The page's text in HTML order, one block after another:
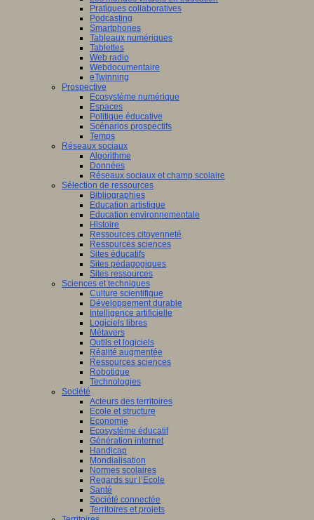
Pratiques collaboratives
Podcasting
Smartphones
Tableaux numériques
Tablettes
Web radio
Webdocumentaire
eTwinning
Prospective
Ecosystème numérique
Espaces
Politique éducative
Scénarios prospectifs
Temps
Réseaux sociaux
Algorithme
Données
Réseaux sociaux et champ scolaire
Sélection de ressources
Bibliographies
Education artistique
Education environnementale
Histoire
Ressources citoyenneté
Ressources sciences
Sites éducatifs
Sites pédagogiques
Sites ressources
Sciences et techniques
Culture scientifique
Développement durable
Intelligence artificielle
Logiciels libres
Métavers
Outils et logiciels
Réalité augmentée
Ressources sciences
Robotique
Technologies
Société
Acteurs des territoires
Ecole et structure
Economie
Ecosystème éducatif
Génération internet
Handicap
Mondialisation
Normes scolaires
Regards sur l’Ecole
Santé
Société connectée
Territoires et projets